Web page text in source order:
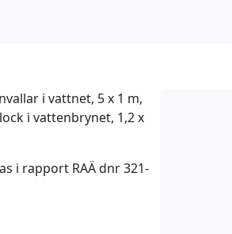
i vattnet, 5 x 1 m,
i vattenbrynet, 1,2 x
i rapport RAÄ dnr 321-